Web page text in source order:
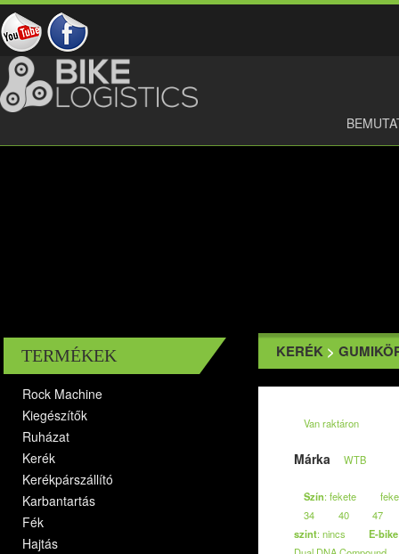
TERMÉKEK
Rock Machine
Kiegészítők
Ruházat
Kerék
Kerékpárszállító
Karbantartás
Fék
Hajtás
KERÉK >
Van raktáron
Márka WTB
Szín: fekete
34
40
47
szint: nincs
E-